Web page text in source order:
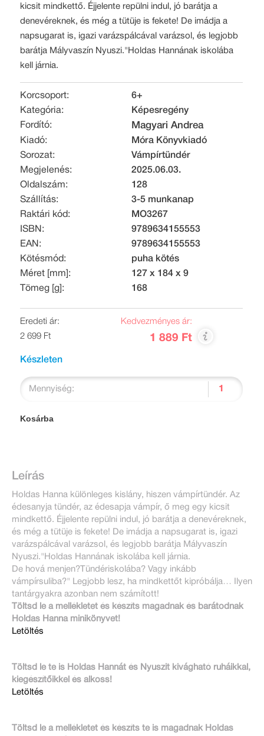
kicsit mindkettő. Éjjelente repülni indul, jó barátja a
denevéreknek, és még a tütüje is fekete! De imádja a
napsugarat is, igazi varázspálcával varázsol, és legjobb
barátja Mályvaszín Nyuszi."Holdas Hannának iskolába
kell járnia.
Korcsoport:
6+
Kategória:
Képesregény
Fordító:
Magyari Andrea
Kiadó:
Móra Könyvkiadó
Sorozat:
Vámpírtündér
Megjelenés:
2025.06.03.
Oldalszám:
128
Szállítás:
3-5 munkanap
Raktári kód:
MO3267
ISBN:
9789634155553
EAN:
9789634155553
Kötésmód:
puha kötés
Méret [mm]:
127 x 184 x 9
Tömeg [g]:
168
Eredeti ár:
2 699 Ft
Kedvezményes ár:
1 889 Ft
Készleten
Mennyiség:
Kosárba
Leírás
Holdas Hanna különleges kislány, hiszen vámpírtündér. Az
édesanyja tündér, az édesapja vámpír, ő meg egy kicsit
mindkettő. Éjjelente repülni indul, jó barátja a denevéreknek,
és még a tütüje is fekete! De imádja a napsugarat is, igazi
varázspálcával varázsol, és legjobb barátja Mályvaszín
Nyuszi."Holdas Hannának iskolába kell járnia.
De hová menjen?Tündériskolába? Vagy inkább
vámpírsuliba?" Legjobb lesz, ha mindkettőt kipróbálja… Ilyen
tantárgyakra azonban nem számított!
Töltsd le a mellékletet és készíts magadnak és barátodnak
Holdas Hanna minikönyvet!
Letöltés
Töltsd le te is Holdas Hannát és Nyuszit kivágható ruháikkal,
kiegészítőikkel és alkoss!
Letöltés
Töltsd le a mellékletet és készíts te is magadnak Holdas